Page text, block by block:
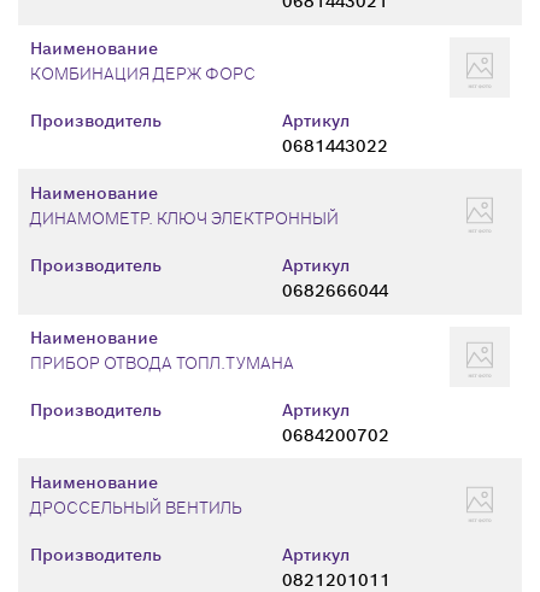
Производитель
Артикул
0681443022
Наименование
КОМБИНАЦИЯ ДЕРЖ ФОРС
Производитель
Артикул
0682666044
Наименование
ДИНАМОМЕТР. КЛЮЧ ЭЛЕКТРОННЫЙ
Производитель
Артикул
0684200702
Наименование
ПРИБОР ОТВОДА ТОПЛ.ТУМАНА
Производитель
Артикул
0821201011
Наименование
ДРОССЕЛЬНЫЙ ВЕНТИЛЬ